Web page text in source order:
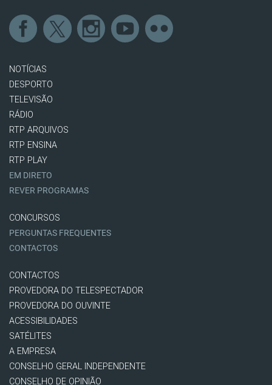
NOTÍCIAS
DESPORTO
TELEVISÃO
RÁDIO
RTP ARQUIVOS
RTP ENSINA
RTP PLAY
EM DIRETO
REVER PROGRAMAS
CONCURSOS
PERGUNTAS FREQUENTES
CONTACTOS
CONTACTOS
PROVEDORA DO TELESPECTADOR
PROVEDORA DO OUVINTE
ACESSIBILIDADES
SATÉLITES
A EMPRESA
CONSELHO GERAL INDEPENDENTE
CONSELHO DE OPINIÃO